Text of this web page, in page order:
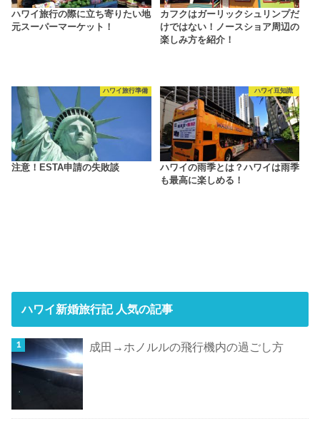
ハワイ旅行の際に立ち寄りたい地
元スーパーマーケット！
カフクはガーリックシュリンプだ
けではない！ノースショア周辺の
楽しみ方を紹介！
ハワイ旅行準備
注意！ESTA申請の失敗談
ハワイ豆知識
ハワイの雨季とは？ハワイは雨季
も最高に楽しめる！
ハワイ新婚旅行記 人気の記事
成田→ホノルルの飛行機内の過ごし方